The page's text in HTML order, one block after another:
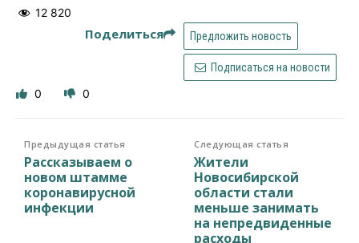
12 820
Поделиться Предложить новость
Подписаться на новости
0 0
Предыдущая статья
Рассказываем о
новом штамме
коронавирусной
инфекции
Следующая статья
Жители
Новосибирской
области стали
меньше занимать
на непредвиденные
расходы